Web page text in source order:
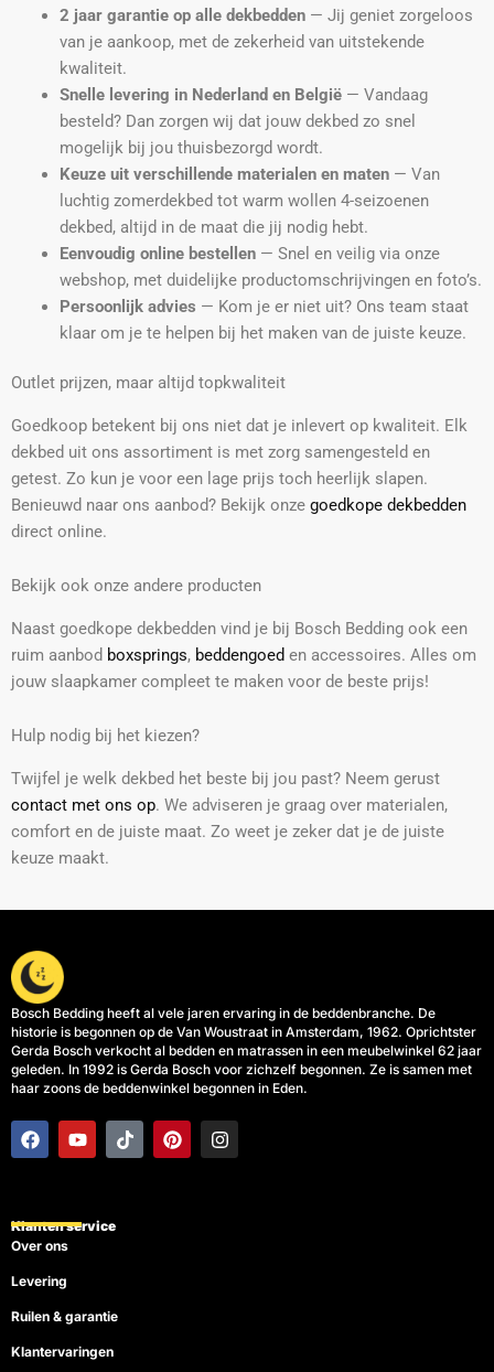
2 jaar garantie op alle dekbedden— Jij geniet zorgeloos
van je aankoop, met de zekerheid van uitstekende
kwaliteit.
Snelle levering in Nederland en België— Vandaag
besteld? Dan zorgen wij dat jouw dekbed zo snel
mogelijk bij jou thuisbezorgd wordt.
Keuze uit verschillende materialen en maten— Van
luchtig zomerdekbed tot warm wollen 4-seizoenen
dekbed, altijd in de maat die jij nodig hebt.
Eenvoudig online bestellen— Snel en veilig via onze
webshop, met duidelijke productomschrijvingen en foto’s.
Persoonlijk advies — Kom je er niet uit? Ons team staat
klaar om je te helpen bij het maken van de juiste keuze.
Outlet prijzen, maar altijd topkwaliteit
Goedkoop betekent bij ons niet dat je inlevert op kwaliteit. Elk
dekbed uit ons assortiment is met zorg samengesteld en
getest. Zo kun je voor een lage prijs toch heerlijk slapen.
Benieuwd naar ons aanbod? Bekijk onze goedkope dekbedden
direct online.
Bekijk ook onze andere producten
Naast goedkope dekbedden vind je bij Bosch Bedding ook een
ruim aanbod boxsprings, beddengoed en accessoires. Alles om
jouw slaapkamer compleet te maken voor de beste prijs!
Hulp nodig bij het kiezen?
Twijfel je welk dekbed het beste bij jou past? Neem gerust
contact met ons op. We adviseren je graag over materialen,
comfort en de juiste maat. Zo weet je zeker dat je de juiste
keuze maakt.
Bosch Bedding heeft al vele jaren ervaring in de beddenbranche. De
historie is begonnen op de Van Woustraat in Amsterdam, 1962. Oprichtster
Gerda Bosch verkocht al bedden en matrassen in een meubelwinkel 62 jaar
geleden. In 1992 is Gerda Bosch voor zichzelf begonnen. Ze is samen met
haar zoons de beddenwinkel begonnen in Eden.
F
a
o
o
Y
o
b
T
i
P
i
I
n
Klanten service
Over ons
Levering
Ruilen & garantie
Klantervaringen